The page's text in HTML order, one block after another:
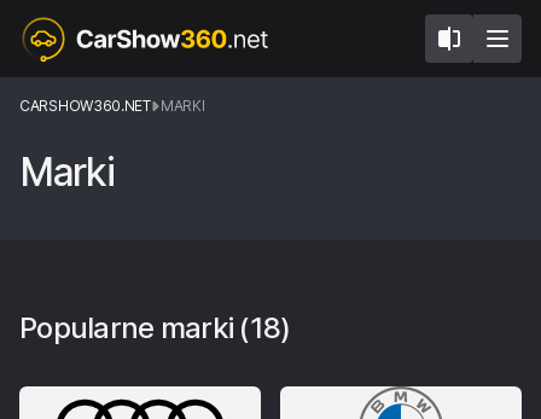
CARSHOW360.NET MARKI
Marki
Popularne marki (18)